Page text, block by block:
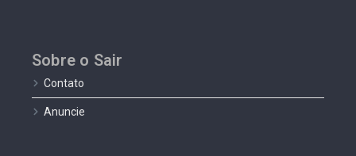
Sobre o Sair
Contato
Anuncie